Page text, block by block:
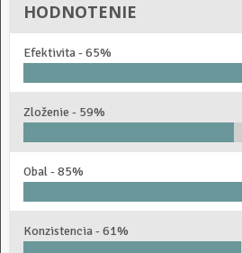
HODNOTENIE
Efektivita -65%
Zloženie - 59%
Obal -85%
Konzistencia -61%